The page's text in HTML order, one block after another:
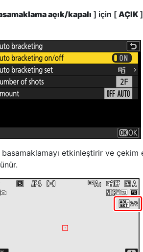
açık/kapalı ] için [ AÇIK
etkinleştirir ve çekim